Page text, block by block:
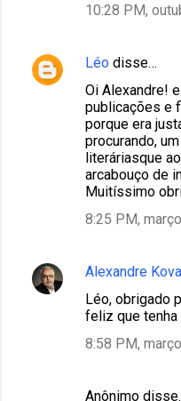
s
10:28 PM,
Léo disse…
Oi Alexandre!
publicações e
porque era
procurando,
literáriasque
arcabouço de
Muitíssimo
8:25 PM,
Alexandre
Léo, obrigado
feliz que tenha
8:58 PM,
Anônimo